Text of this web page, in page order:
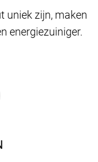
uniek zijn, maken
energiezuiniger.